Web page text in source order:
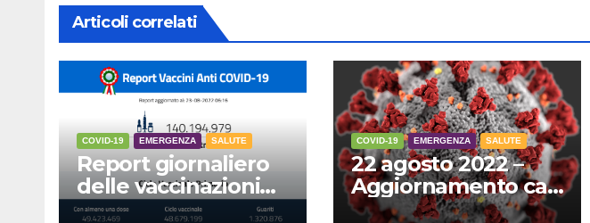
Articoli correlati
COVID-19 EMERGENZA SALUTE
Report giornaliero
delle vaccinazioni
23 agosto 2022
COVID-19 EMERGENZA SALUTE
22 agosto 2022 –
Aggiornamento casi
Covid-19